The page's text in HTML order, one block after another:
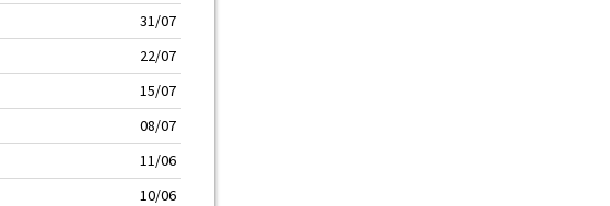
31/07
22/07
15/07
08/07
11/06
10/06